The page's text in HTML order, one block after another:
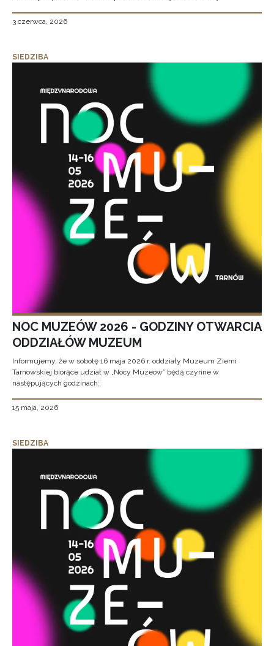
3 czerwca, 2026
SIEDZIBA
NOC MUZEÓW 2026 - GODZINY OTWARCIA
ODDZIAŁÓW MUZEUM
Informujemy, że w sobotę 16 maja 2026 r. oddziały Muzeum Ziemi
Tarnowskiej biorące udział w „Nocy Muzeów” będą czynne w
następujących godzinach:
15 maja, 2026
SIEDZIBA